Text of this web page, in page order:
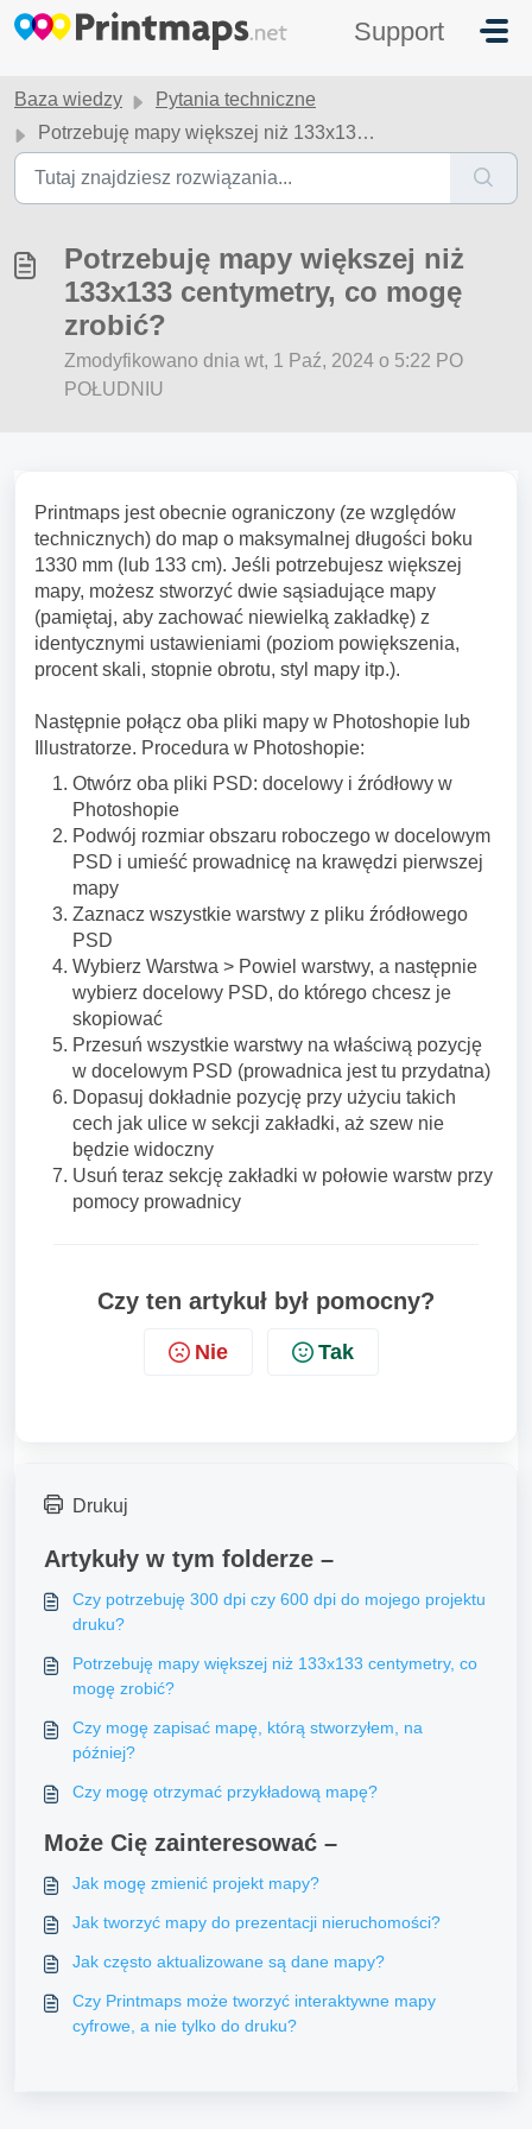
Przejdź do głównej treści
Support
Baza wiedzy
Pytania techniczne
Potrzebuję mapy większej niż 133x133 centymetry, co mogę zrobić?
Potrzebuję mapy większej niż
133x133 centymetry, co mogę
zrobić?
Zmodyfikowano dnia wt, 1 Paź, 2024 o 5:22 PO
POŁUDNIU
Printmaps jest obecnie ograniczony (ze względów
technicznych) do map o maksymalnej długości boku
1330 mm (lub 133 cm). Jeśli potrzebujesz większej
mapy, możesz stworzyć dwie sąsiadujące mapy
(pamiętaj, aby zachować niewielką zakładkę) z
identycznymi ustawieniami (poziom powiększenia,
procent skali, stopnie obrotu, styl mapy itp.).
Następnie połącz oba pliki mapy w Photoshopie lub
Illustratorze. Procedura w Photoshopie:
Otwórz oba pliki PSD: docelowy i źródłowy w
Photoshopie
Podwój rozmiar obszaru roboczego w docelowym
PSD i umieść prowadnicę na krawędzi pierwszej
mapy
Zaznacz wszystkie warstwy z pliku źródłowego
PSD
Wybierz Warstwa > Powiel warstwy, a następnie
wybierz docelowy PSD, do którego chcesz je
skopiować
Przesuń wszystkie warstwy na właściwą pozycję
w docelowym PSD (prowadnica jest tu przydatna)
Dopasuj dokładnie pozycję przy użyciu takich
cech jak ulice w sekcji zakładki, aż szew nie
będzie widoczny
Usuń teraz sekcję zakładki w połowie warstw przy
pomocy prowadnicy
Czy ten artykuł był pomocny?
Nie Tak
Drukuj
Artykuły w tym folderze –
Czy potrzebuję 300 dpi czy 600 dpi do mojego projektu
druku?
Potrzebuję mapy większej niż 133x133 centymetry, co
mogę zrobić?
Czy mogę zapisać mapę, którą stworzyłem, na
później?
Czy mogę otrzymać przykładową mapę?
Może Cię zainteresować –
Jak mogę zmienić projekt mapy?
Jak tworzyć mapy do prezentacji nieruchomości?
Jak często aktualizowane są dane mapy?
Czy Printmaps może tworzyć interaktywne mapy
cyfrowe, a nie tylko do druku?